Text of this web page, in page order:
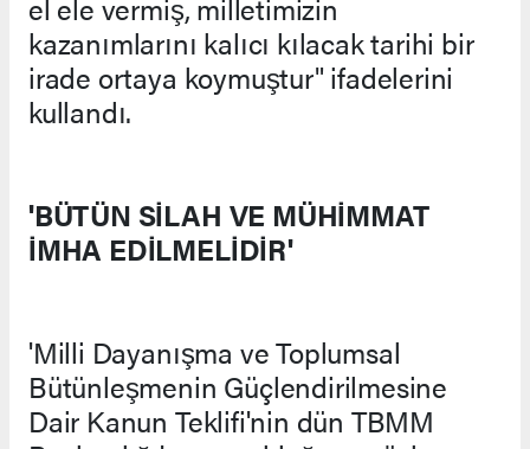
el ele vermiş, milletimizin
kazanımlarını kalıcı kılacak tarihi bir
irade ortaya koymuştur" ifadelerini
kullandı.
'BÜTÜN SİLAH VE MÜHİMMAT
İMHA EDİLMELİDİR'
'Milli Dayanışma ve Toplumsal
Bütünleşmenin Güçlendirilmesine
Dair Kanun Teklifi'nin dün TBMM